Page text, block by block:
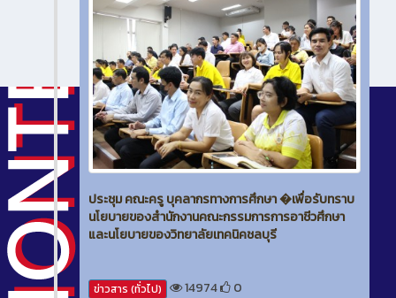
ประชุม คณะครู บุคลากรทางการศึกษา �เพื่อรับทราบ
นโยบายของสำนักงานคณะกรรมการการอาชีวศึกษา
และนโยบายของวิทยาลัยเทคนิคชลบุรี
ข่าวสาร (ทั่วไป) 14974 0